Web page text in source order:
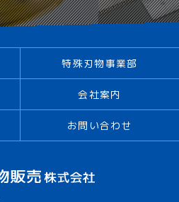
特殊刃物事業部
会社案内
お問い合わせ